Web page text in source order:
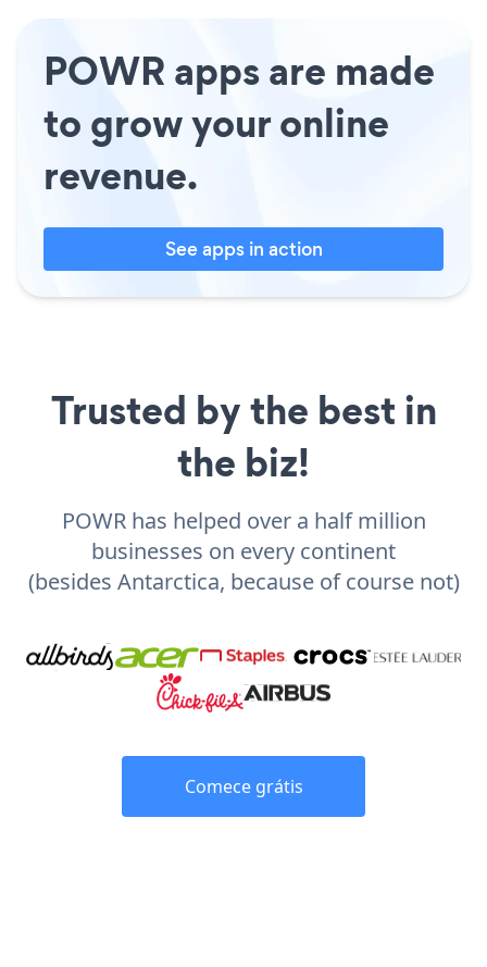
POWR apps are made
to grow your online
revenue.
See apps in action
Trusted by the best in
the biz!
POWR has helped over a half million
businesses on every continent
(besides Antarctica, because of course not)
Comece grátis